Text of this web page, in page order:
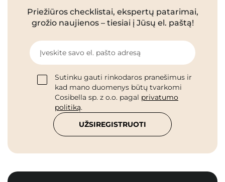
Priežiūros checklistai, ekspertų patarimai,
grožio naujienos – tiesiai į Jūsų el. paštą!
Įveskite savo el. pašto adresą
Sutinku gauti rinkodaros pranešimus ir
kad mano duomenys būtų tvarkomi
Cosibella sp. z o.o. pagal privatumo
politiką.
UŽSIREGISTRUOTI